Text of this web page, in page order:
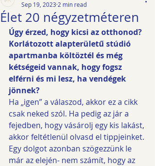
Élet 20 négyzetméteren
Sep 19, 2023 2 min read
Úgy érzed, hogy kicsi az otthonod?
Korlátozott alapterületű stúdió
apartmanba költöztél és még
kétségeid vannak, hogy fogsz
elférni és mi lesz, ha vendégek
jönnek?
Ha „igen” a válaszod, akkor ez a cikk
csak neked szól. Ha pedig az jár a
fejedben, hogy vásárolj egy kis lakást,
akkor feltétlenül olvasd el tippjeinket.
Egy dolgot azonban szögezzünk le
már az elején- nem számít, hogy az